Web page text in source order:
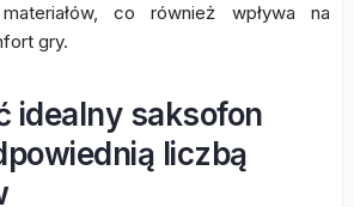
co również wpływa na
gry.
idealny saksofon
liczbą